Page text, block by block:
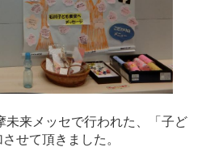
未来メッセで行われた、「子ど
せて頂きました。